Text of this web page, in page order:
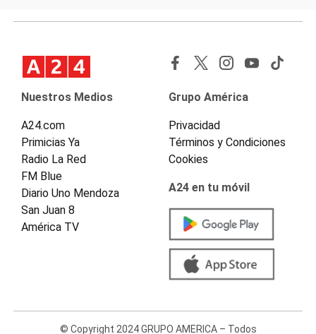
Nuestros Medios
A24.com
Primicias Ya
Radio La Red
FM Blue
Diario Uno Mendoza
San Juan 8
América TV
Grupo América
Privacidad
Términos y Condiciones
Cookies
A24 en tu móvil
© Copyright 2024 GRUPO AMERICA – Todos